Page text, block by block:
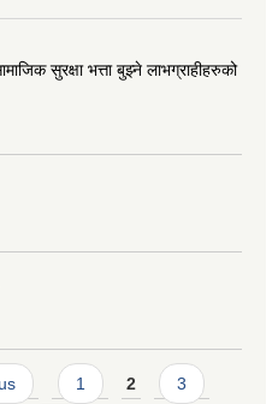
सुरक्षा भत्ता बुझ्ने लाभग्राहीहरुको
1 2 3